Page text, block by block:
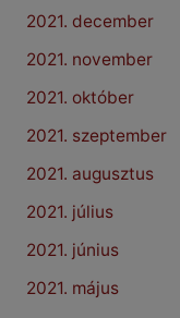
2021. december
2021. november
2021. október
2021. szeptember
2021. augusztus
2021. július
2021. június
2021. május